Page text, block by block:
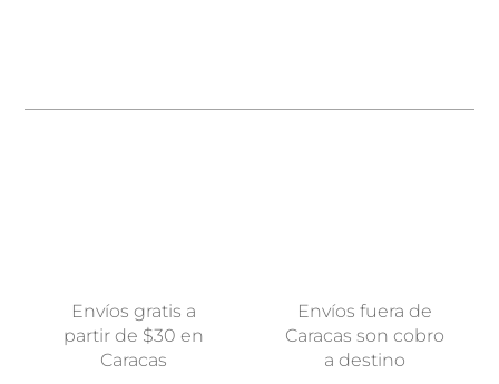
Envíos gratis a
partir de $30 en
Caracas
Envíos fuera de
Caracas son cobro
a destino